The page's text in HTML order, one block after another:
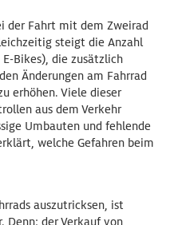
der Fahrt mit dem Zweirad
steigt die Anzahl
Bikes), die zusätzlich
Änderungen am Fahrrad
erhöhen. Viele dieser
aus dem Verkehr
Umbauten und fehlende
welche Gefahren beim
auszutricksen, ist
Denn: der Verkauf von